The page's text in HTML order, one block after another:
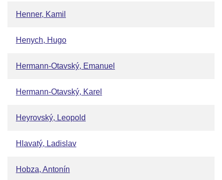
Henner, Kamil
Henych, Hugo
Hermann-Otavský, Emanuel
Hermann-Otavský, Karel
Heyrovský, Leopold
Hlavatý, Ladislav
Hobza, Antonín